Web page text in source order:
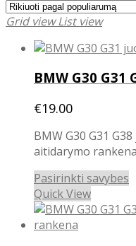
Grid view List view
BMW G30 G31
€19.00
BMW G30 G31
aitidarymo
Pasirinkti savybes
Quick View